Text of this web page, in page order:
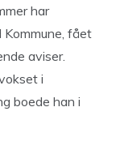
har
Kommune, fået
aviser.
i
boede han i